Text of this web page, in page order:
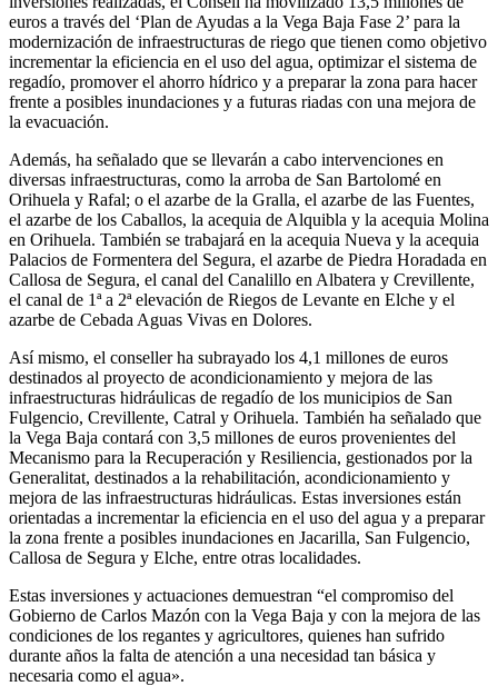
euros a través del ‘Plan de Ayudas a la Vega Baja Fase 2’ para la
modernización de infraestructuras de riego que tienen como objetivo
incrementar la eficiencia en el uso del agua, optimizar el sistema de
regadío, promover el ahorro hídrico y a preparar la zona para hacer
frente a posibles inundaciones y a futuras riadas con una mejora de
la evacuación.
Además, ha señalado que se llevarán a cabo intervenciones en
diversas infraestructuras, como la arroba de San Bartolomé en
Orihuela y Rafal; o el azarbe de la Gralla, el azarbe de las Fuentes,
el azarbe de los Caballos, la acequia de Alquibla y la acequia Molina
en Orihuela. También se trabajará en la acequia Nueva y la acequia
Palacios de Formentera del Segura, el azarbe de Piedra Horadada en
Callosa de Segura, el canal del Canalillo en Albatera y Crevillente,
el canal de 1ª a 2ª elevación de Riegos de Levante en Elche y el
azarbe de Cebada Aguas Vivas en Dolores.
Así mismo, el conseller ha subrayado los 4,1 millones de euros
destinados al proyecto de acondicionamiento y mejora de las
infraestructuras hidráulicas de regadío de los municipios de San
Fulgencio, Crevillente, Catral y Orihuela. También ha señalado que
la Vega Baja contará con 3,5 millones de euros provenientes del
Mecanismo para la Recuperación y Resiliencia, gestionados por la
Generalitat, destinados a la rehabilitación, acondicionamiento y
mejora de las infraestructuras hidráulicas. Estas inversiones están
orientadas a incrementar la eficiencia en el uso del agua y a preparar
la zona frente a posibles inundaciones en Jacarilla, San Fulgencio,
Callosa de Segura y Elche, entre otras localidades.
Estas inversiones y actuaciones demuestran “el compromiso del
Gobierno de Carlos Mazón con la Vega Baja y con la mejora de las
condiciones de los regantes y agricultores, quienes han sufrido
durante años la falta de atención a una necesidad tan básica y
necesaria como el agua».